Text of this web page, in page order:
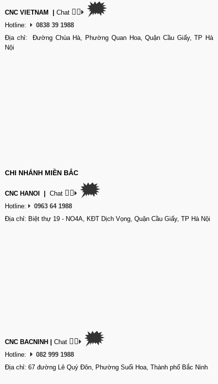
CNC VIETNAM Chat 👉🏽 🗯
Hotline:
0838 39 1988
Địa chỉ: Đường Chùa Hà, Phường Quan Hoa, Quận Cầu Giấy, TP Hà
Nội
CHI NHÁNH MIỀN BẮC
CNC HANOI Chat 👉🏽 🗯
Hotline:
0963 64 1988
Địa chỉ: Biệt thự 19 - NO4A, KĐT Dịch Vọng, Quận Cầu Giấy, TP Hà Nội
CNC BACNINH Chat 👉🏽 🗯
Hotline:
082 999 1988
Địa chỉ: 67 đường Lê Quý Đôn, Phường Suối Hoa, Thành phố Bắc Ninh